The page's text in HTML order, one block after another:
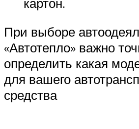
При выборе
«Автотепло» важно
определить какая
для вашего
средства